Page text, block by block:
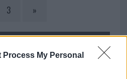
Process My Personal
3 »